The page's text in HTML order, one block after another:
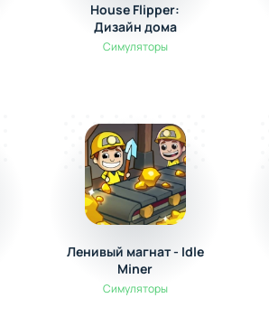
House Flipper:
Дизайн дома
Симуляторы
Ленивый магнат - Idle
Miner
Симуляторы